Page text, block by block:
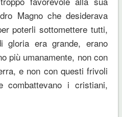
Magno che desiderava
poterli sottomettere tutti,
era grande, erano
più umanamente, non con
e non con questi frivoli
combattevano i cristiani,